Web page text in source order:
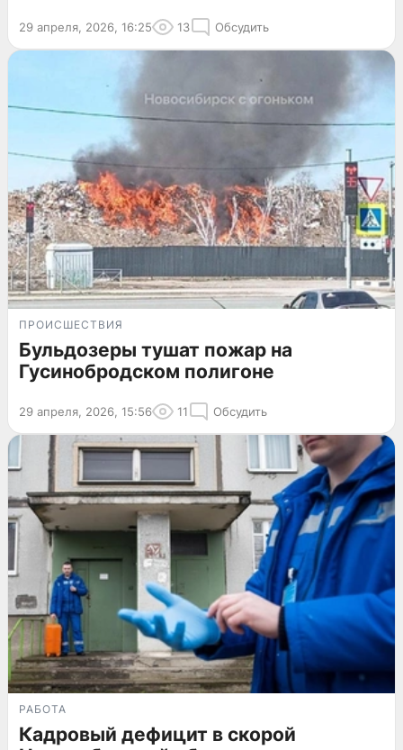
29 апреля, 2026, 16:25 13 Обсудить
ПРОИСШЕСТВИЯ
Бульдозеры тушат пожар на
Гусинобродском полигоне
29 апреля, 2026, 15:56 11 Обсудить
РАБОТА
Кадровый дефицит в скорой